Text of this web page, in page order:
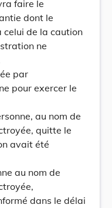
faire le
dont le
celui de la caution
ne
par
pour exercer le
au nom de
quitte le
avait été
au nom de
dans le délai